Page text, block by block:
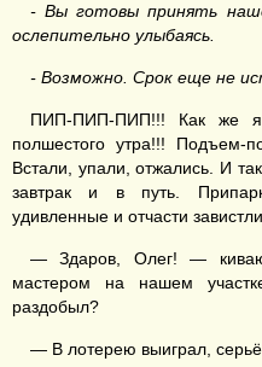
- Вы готовы принять
ослепительно улыбаясь.
- Возможно. Срок еще не
ПИП-ПИП-ПИП!!! Как же я
полшестого утра!!! Подъем-
Встали, упали, отжались. И
завтрак и в путь.
удивленные и отчасти
— Здаров, Олег! —
мастером на нашем
раздобыл?
— В лотерею выиграл,